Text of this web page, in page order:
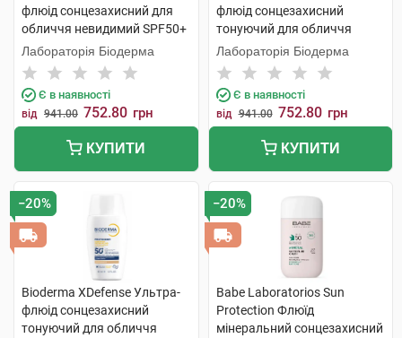
флюід сонцезахисний для
обличчя невидимий SPF50+
40 мл 1 флакон
Лабораторія Біодерма
Є в наявності
від 941.00 752.80 грн
КУПИТИ
флюід сонцезахисний
тонуючий для обличчя
SPF50+ тон 01 40 мл 1
флакон
Лабораторія Біодерма
Є в наявності
від 941.00 752.80 грн
КУПИТИ
−20%
Bioderma XDefense Ультра-
флюід сонцезахисний
тонуючий для обличчя
−20%
Babe Laboratorios Sun
Protection Флюїд
мінеральний сонцезахисний